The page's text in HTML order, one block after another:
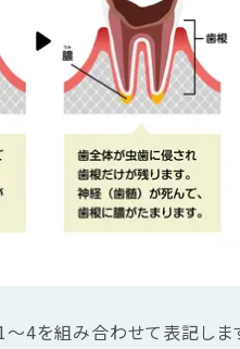
1～4を組み合わせて表記しま